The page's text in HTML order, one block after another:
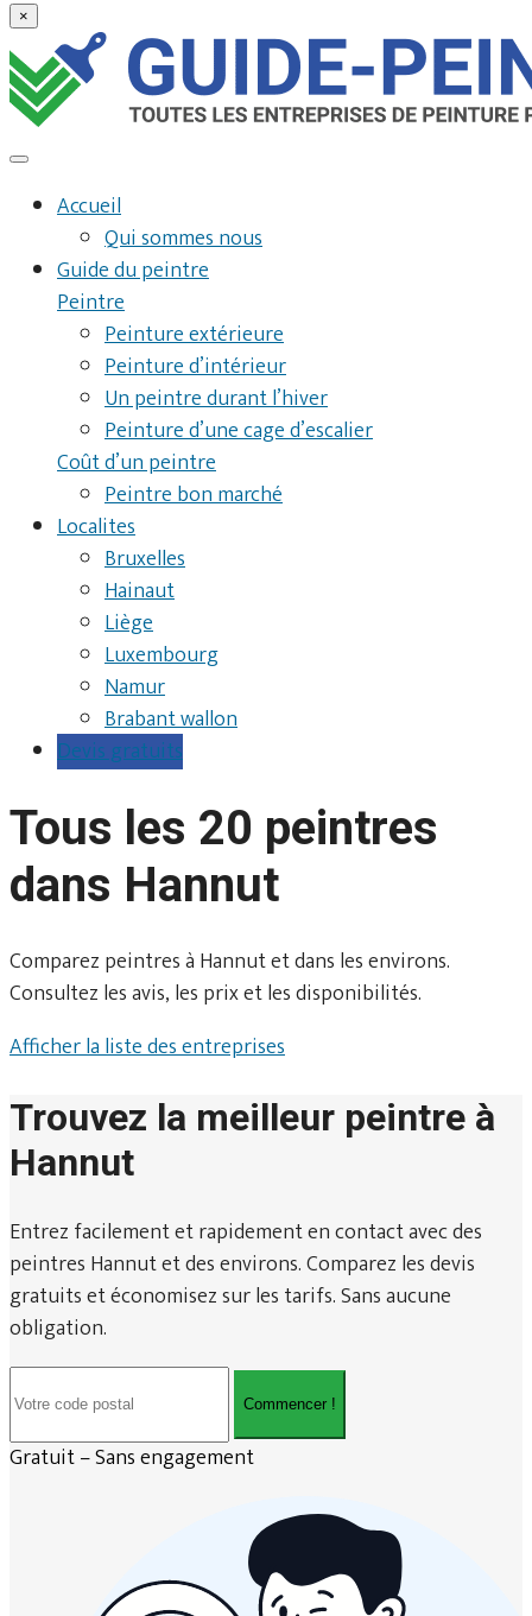
×
Accueil
Qui sommes nous
Guide du peintre
Peintre
Peinture extérieure
Peinture d’intérieur
Un peintre durant l’hiver
Peinture d’une cage d’escalier
Coût d’un peintre
Peintre bon marché
Localites
Bruxelles
Hainaut
Liège
Luxembourg
Namur
Brabant wallon
Devis gratuits
Tous les 20 peintres
dans Hannut
Comparez peintres à Hannut et dans les environs.
Consultez les avis, les prix et les disponibilités.
Afficher la liste des entreprises
Trouvez la meilleur peintre à
Hannut
Entrez facilement et rapidement en contact avec des
peintres Hannut et des environs. Comparez les devis
gratuits et économisez sur les tarifs. Sans aucune
obligation.
Commencer !
Gratuit – Sans engagement